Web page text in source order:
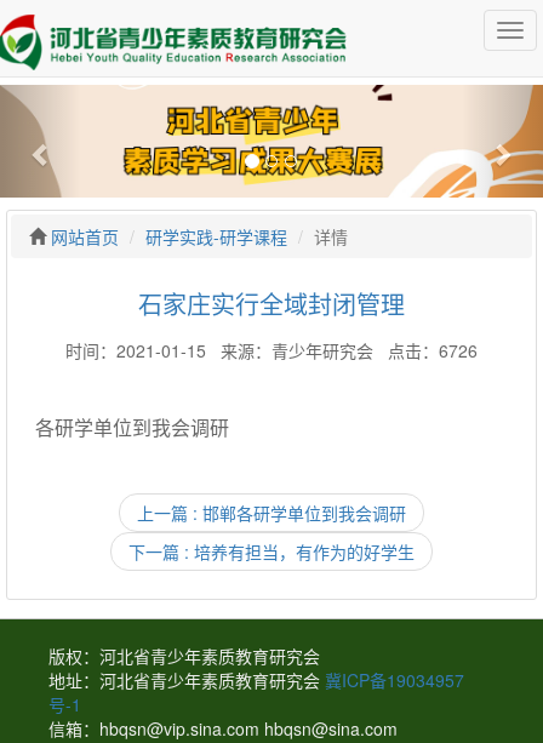
网站首页 研学实践-研学课程 详情
石家庄实行全域封闭管理
时间：2021-01-15 来源：青少年研究会 点击：6726
各研学单位到我会调研
上一篇 : 邯郸各研学单位到我会调研
下一篇 : 培养有担当，有作为的好学生
版权：河北省青少年素质教育研究会
地址：河北省青少年素质教育研究会 冀ICP备19034957
号-1
信箱：hbqsn@vip.sina.com hbqsn@sina.com